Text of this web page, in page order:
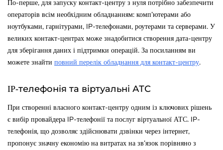
По-перше, для запуску контакт-центру з нуля потрібно забезпечити
операторів всім необхідним обладнанням: комп’ютерами або
ноутбуками, гарнітурами, IP-телефонами, роутерами та серверами. У
великих контакт-центрах може знадобитися створення дата-центру
для зберігання даних і підтримки операцій. За посиланням ви
можете знайти повний перелік обладнання для контакт-центру.
IP-телефонія та віртуальні АТС
При створенні власного контакт-центру одним із ключових рішень
є вибір провайдера IP-телефонії та послуг віртуальної АТС. IP-
телефонія, що дозволяє здійснювати дзвінки через інтернет,
пропонує значну економію на витратах на зв’язок порівняно з